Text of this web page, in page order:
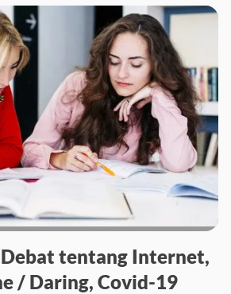
tentang Internet,
/ Daring, Covid-19